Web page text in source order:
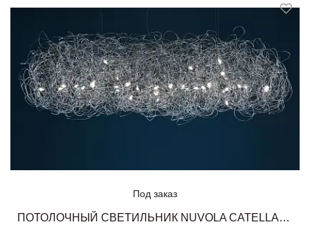
Под заказ
ПОТОЛОЧНЫЙ СВЕТИЛЬНИК NUVOLA CATELLANI & SMITH